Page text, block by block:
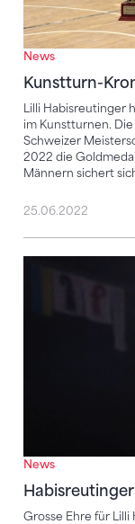
News
Kunstturn-
Lilli Habisreutinger
im Kunstturnen.
Schweizer
2022 die
Männern sichert
25.06.2022
News
Grosse Ehre für